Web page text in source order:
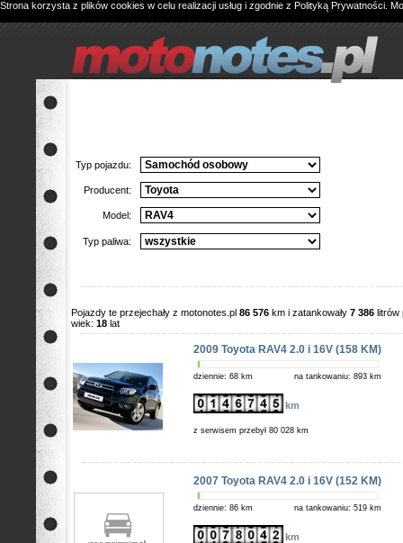
Strona korzysta z plików cookies w celu realizacji usług i zgodnie z Polityką Prywatności .
Typ pojazdu:
Producent:
Model:
Typ paliwa:
Pojazdy te przejechały z motonotes.pl 86 576 km i zatankowały 7 386 litrów
wiek: 18 lat
2009 Toyota RAV4 2.0 i 16V (158 KM)
dziennie: 68 km na tankowaniu: 893 km
km
z serwisem przebył 80 028 km
2007 Toyota RAV4 2.0 i 16V (152 KM)
dziennie: 86 km na tankowaniu: 519 km
km